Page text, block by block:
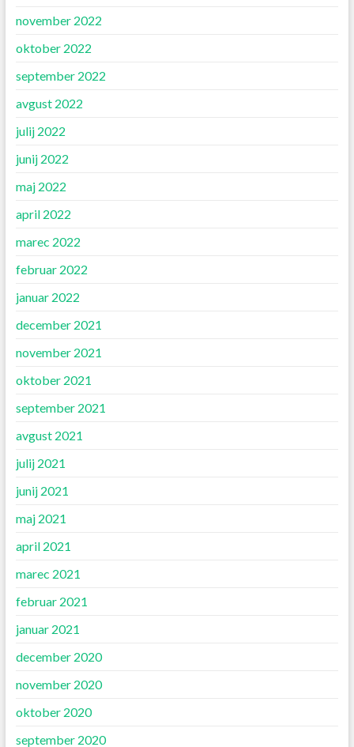
november 2022
oktober 2022
september 2022
avgust 2022
julij 2022
junij 2022
maj 2022
april 2022
marec 2022
februar 2022
januar 2022
december 2021
november 2021
oktober 2021
september 2021
avgust 2021
julij 2021
junij 2021
maj 2021
april 2021
marec 2021
februar 2021
januar 2021
december 2020
november 2020
oktober 2020
september 2020